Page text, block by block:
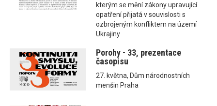
kterým se mění zákony upravující
opatření přijatá v souvislosti s
ozbrojeným konfliktem na území
Ukrajiny
Porohy - 33, prezentace
časopisu
27. května, Dům národnostních
menšin Praha